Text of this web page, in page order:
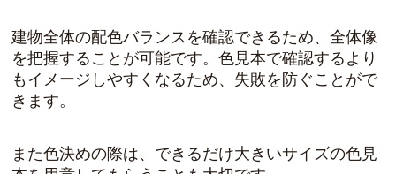
建物全体の配色バランスを確認できるため、全体像
を把握することが可能です。色見本で確認するより
もイメージしやすくなるため、失敗を防ぐことがで
きます。
また色決めの際は、できるだけ大きいサイズの色見